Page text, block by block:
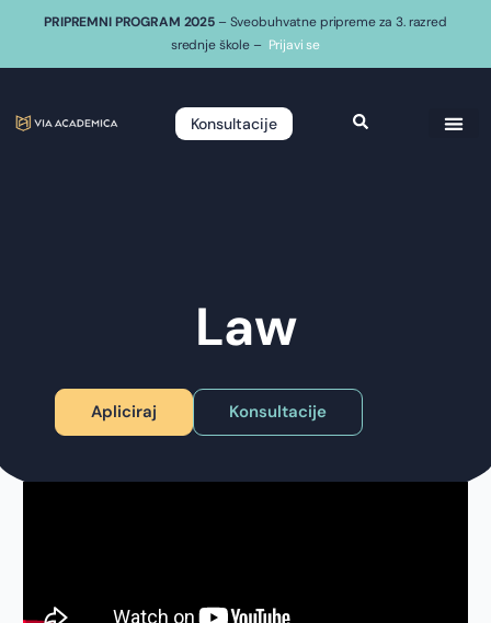
PRIPREMNI PROGRAM 2025 – Sveobuhvatne pripreme za 3. razred
srednje škole – Prijavi se
Konsultacije
Law
Apliciraj Konsultacije